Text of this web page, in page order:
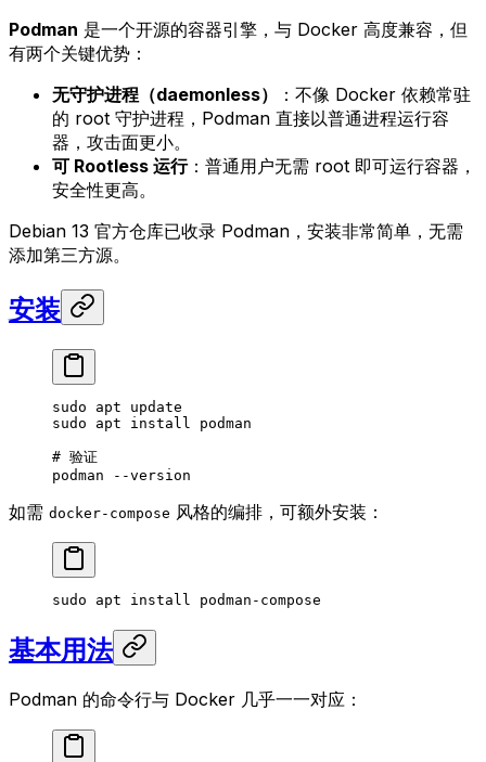
Podman 是一个开源的容器引擎，与 Docker 高度兼容，但
有两个关键优势：
无守护进程（daemonless）
：不像 Docker 依赖常驻
的 root 守护进程，Podman 直接以普通进程运行容
器，攻击面更小。
可 Rootless 运行：普通用户无需 root 即可运行容器，
安全性更高。
Debian 13 官方仓库已收录 Podman，安装非常简单，无需
添加第三方源。
安装
sudo apt update
sudo apt install podman
# 验证
podman --version
如需 docker-compose 风格的编排，可额外安装：
sudo apt install podman-compose
基本用法
Podman 的命令行与 Docker 几乎一一对应：